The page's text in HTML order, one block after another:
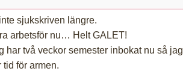
sjukskriven längre.
arbetsför nu… Helt GALET!
har två veckor semester inbokat nu så
tid för armen.